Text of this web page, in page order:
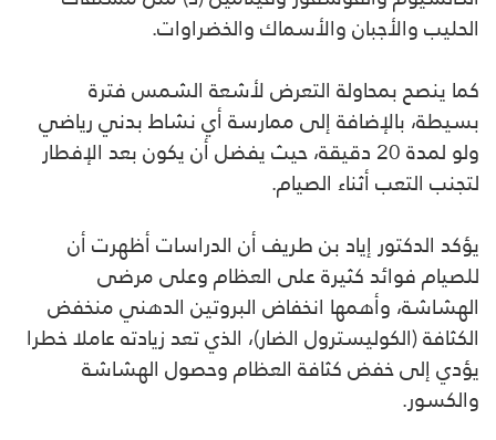
الحليب والأجبان والأسماك والخضراوات.
كما ينصح بمحاولة التعرض لأشعة الشمس فترة
بسيطة، بالإضافة إلى ممارسة أي نشاط بدني رياضي
ولو لمدة 20 دقيقة، حيث يفضل أن يكون بعد الإفطار
لتجنب التعب ‎أثناء الصيام.
‎يؤكد الدكتور إياد بن طريف أن الدراسات أظهرت أن
للصيام فوائد كثيرة على العظام وعلى مرضى
الهشاشة، وأهمها انخفاض البروتين الدهني منخفض
الكثافة (الكوليسترول الضار)، الذي تعد زيادته عاملا خطرا
‎يؤدي إلى خفض كثافة العظام وحصول الهشاشة
والكسور.